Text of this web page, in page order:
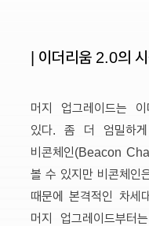
| 이더리움 2.0의
머지 업그레이드는
있다. 좀 더 엄밀하
비콘체인(Beacon
볼 수 있지만 비콘체인
때문에 본격적인 차세
머지 업그레이드부터